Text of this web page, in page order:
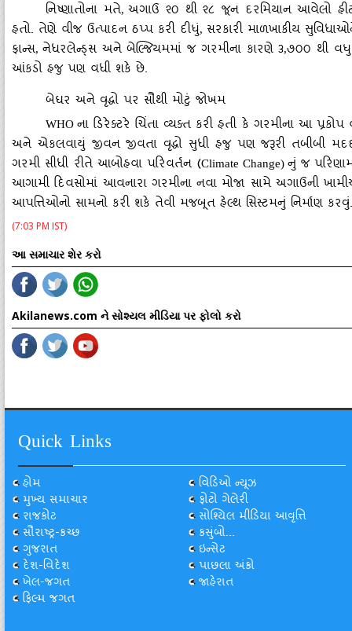
નિષ્ણાતોના મતે,અગાઉ ૨૦ થી ૨૮ જૂન દરમિયાન આવેલો
હતો. તેણે વીજ ઉત્પાદન ઠપ્પ કરી દીધું, સરકારી માળખાકીય
ફ્રાન્સ, નેધરલેન્ડ્સ અને બેલ્જિયમમાં જ ગરમીના કારણે ૩,૭૦૦ થી વધુ
આંકડો હજુ પણ વધી શકે છે.
બેઘર અને વૃદ્ધો પર સૌથી મોટું જોખમ
WHOના ડિરેક્ટરે ચિંતા વ્યક્ત કરી હતી કે ગરમીના આ
અને એકલવાયું જીવન જીવતા વૃદ્ધો સુધી હજુ પણ જરૂરી તબીબી
ગરમી સીધી રીતે આબોહવા પરિવર્તન (Climate Change) નું જ
આગામી દિવસોમાં આવનારા ગરમીના નવા મોજા સામે અગાઉની
આપત્તિઓનો સામનો કરી શકે તેવી મજબૂત હેલ્થ સિસ્ટમનું નિર્માણ કરવું.
(7:03 PM IST)
આ સમાચાર શેર કરો
Akilanews.com ને સોશ્યલ મીડિયા પર ફોલો કરો
Quick Links
હોમ
મુખ્ય સમાચાર
રાજકોટ
સૌરાષ્ટ્ર-કચ્છ
ગુજરાત
દેશ-વિદેશ
ખેલ-જગત
ફિલ્મ જગત
વિડિઓ ન્યૂઝ
ફોટો ગેલેરી
સોશ્યિલ મીડિયા આવૃત્તિ
કસુંબો...
ઇન્સેટ
પાછલા અંકો
જાહેરાત